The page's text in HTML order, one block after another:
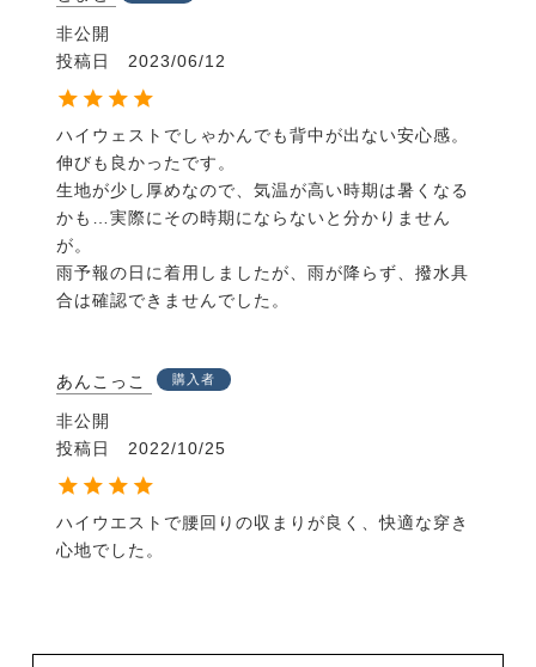
非公開
投稿日
2023/06/12
ハイウェストでしゃかんでも背中が出ない安心感。
伸びも良かったです。
生地が少し厚めなので、気温が高い時期は暑くなる
かも…実際にその時期にならないと分かりません
が。
雨予報の日に着用しましたが、雨が降らず、撥水具
合は確認できませんでした。
あんこっこ 購入者
非公開
投稿日
2022/10/25
ハイウエストで腰回りの収まりが良く、快適な穿き
心地でした。